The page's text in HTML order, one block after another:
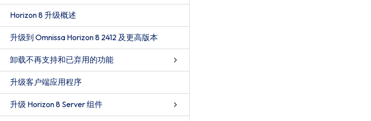
Horizon 8 升级概述
升级到 Omnissa Horizon 8 2412 及更高版本
卸载不再支持和已弃用的功能
升级客户端应用程序
升级 Horizon 8 Server 组件